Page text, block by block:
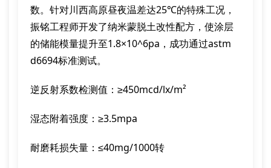
数。针对川西高原昼夜温差达25℃的特殊工况，
振铭工程师开发了纳米蒙脱土改性配方，使涂层
的储能模量提升至1.8×10^6pa，成功通过astm
d6694标准测试。
逆反射系数检测值：≥450mcd/lx/m²
湿态附着强度：≥3.5mpa
耐磨耗损失量：≤40mg/1000转